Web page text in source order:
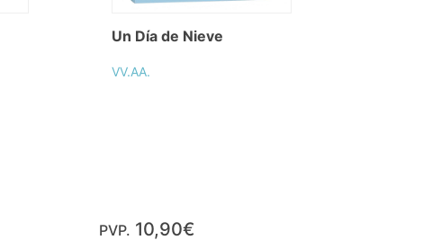
Un Día de Nieve
VV.AA.
PVP. 10,90€